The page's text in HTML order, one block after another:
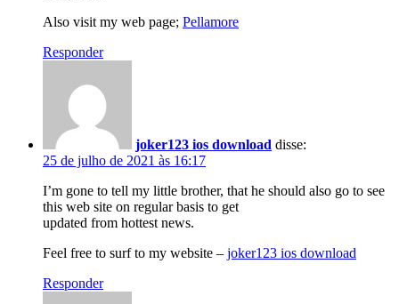
Also visit my web page; Pellamore
Responder
joker123 ios download disse:
25 de julho de 2021 às 16:17
I’m gone to tell my little brother, that he should also go to see
this web site on regular basis to get
updated from hottest news.
Feel free to surf to my website – joker123 ios download
Responder